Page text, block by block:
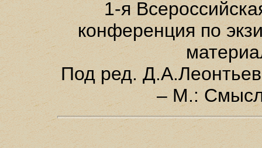
1-я
конференция по
Под ред.
– М.: